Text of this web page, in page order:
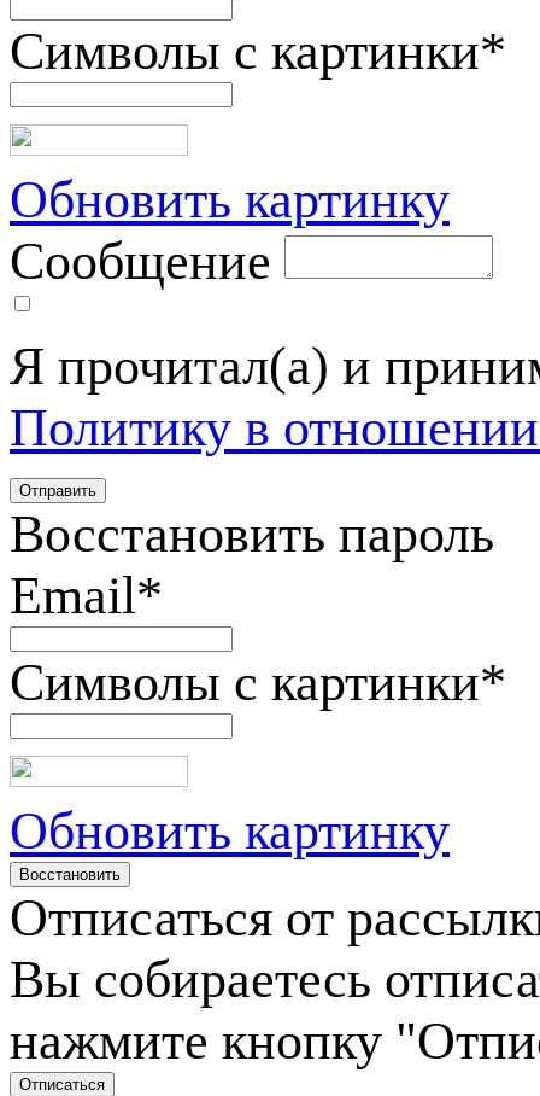
Символы с картинки*
Обновить картинку
Сообщение
Я прочитал(а) и
Политику в
Восстановить пароль
Email*
Символы с картинки*
Обновить картинку
Отписаться от
Вы собираетесь
нажмите кнопку